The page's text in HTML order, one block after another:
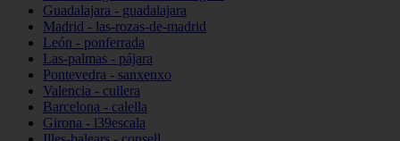
Guadalajara - guadalajara
Madrid - las-rozas-de-madrid
León - ponferrada
Las-palmas - pájara
Pontevedra - sanxenxo
Valencia - cullera
Barcelona - calella
Girona - l39escala